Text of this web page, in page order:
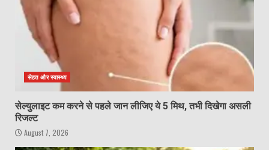
सेहत और स्वास्थ्य
सेल्युलाइट कम करने से पहले जान लीजिए ये 5 मिथ, तभी दिखेगा असली
रिजल्ट
August 7, 2026